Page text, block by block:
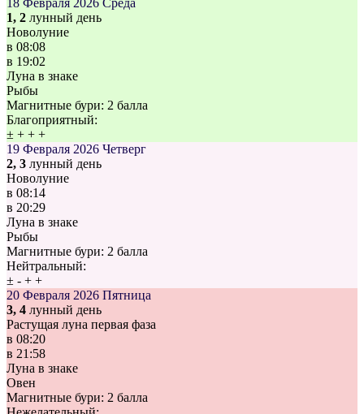
1, 2 лунный день
Новолуние
в 08:08
в 19:02
Луна в знаке
Рыбы
Магнитные бури: 2 балла
Благоприятный:
± + + +
19 Февраля 2026 Четверг
2, 3 лунный день
Новолуние
в 08:14
в 20:29
Луна в знаке
Рыбы
Магнитные бури: 2 балла
Нейтральный:
± - + +
20 Февраля 2026 Пятница
3, 4 лунный день
Растущая луна первая фаза
в 08:20
в 21:58
Луна в знаке
Овен
Магнитные бури: 2 балла